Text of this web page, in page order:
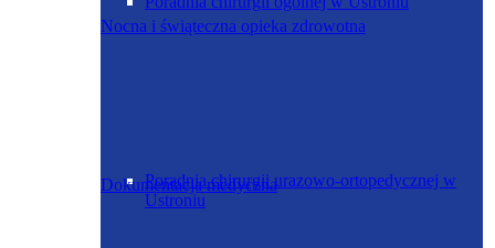
Poradnia chirurgii urazowo-ortopedycznej w
Ustroniu
Nocna i świąteczna opieka zdrowotna
Dokumentacja medyczna